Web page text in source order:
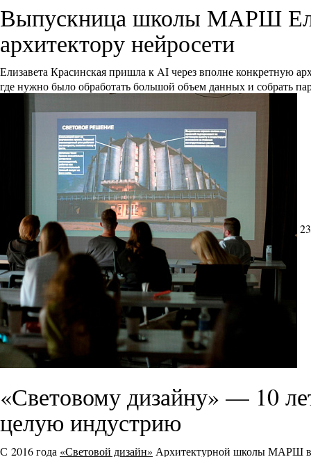
Выпускница школы МАРШ
архитектору нейросети
Елизавета Красинская пришла к AI через вполне конкретную
где нужно было обработать большой объем данных и собрать
«Световому дизайну» — 10
целую индустрию
С 2016 года «Световой дизайн» Архитектурной школы МАРШ